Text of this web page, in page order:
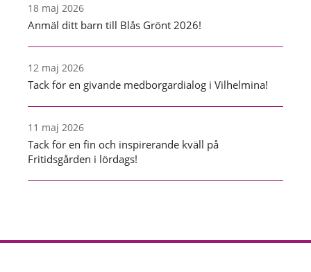
18 maj 2026
Anmäl ditt barn till Blås Grönt 2026!
12 maj 2026
Tack för en givande medborgardialog i Vilhelmina!
11 maj 2026
Tack för en fin och inspirerande kväll på
Fritidsgården i lördags!